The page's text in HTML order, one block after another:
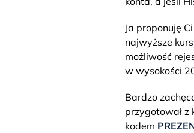
Ja proponuję
najwyższe
możliwość
w wysokości
Bardzo
przygotował z
kodem